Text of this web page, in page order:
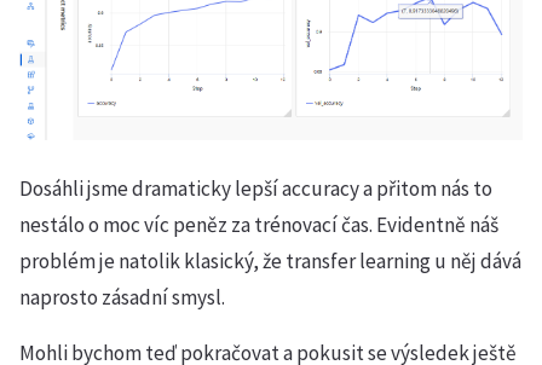
Dosáhli jsme dramaticky lepší accuracy a přitom nás to
nestálo o moc víc peněz za trénovací čas. Evidentně náš
problém je natolik klasický, že transfer learning u něj dává
naprosto zásadní smysl.
Mohli bychom teď pokračovat a pokusit se výsledek ještě